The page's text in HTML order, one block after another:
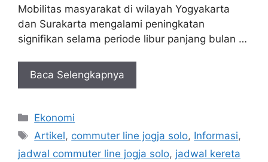
Mobilitas masyarakat di wilayah Yogyakarta
dan Surakarta mengalami peningkatan
signifikan selama periode libur panjang bulan …
Baca Selengkapnya
Kategori
Ekonomi
Tag
Artikel, commuter line jogja solo, Informasi,
jadwal commuter line jogja solo, jadwal kereta